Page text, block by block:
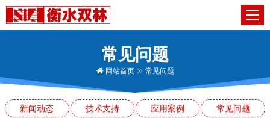
常见问题
网站首页 常见问题
新闻动态 技术支持 应用案例 常见问题